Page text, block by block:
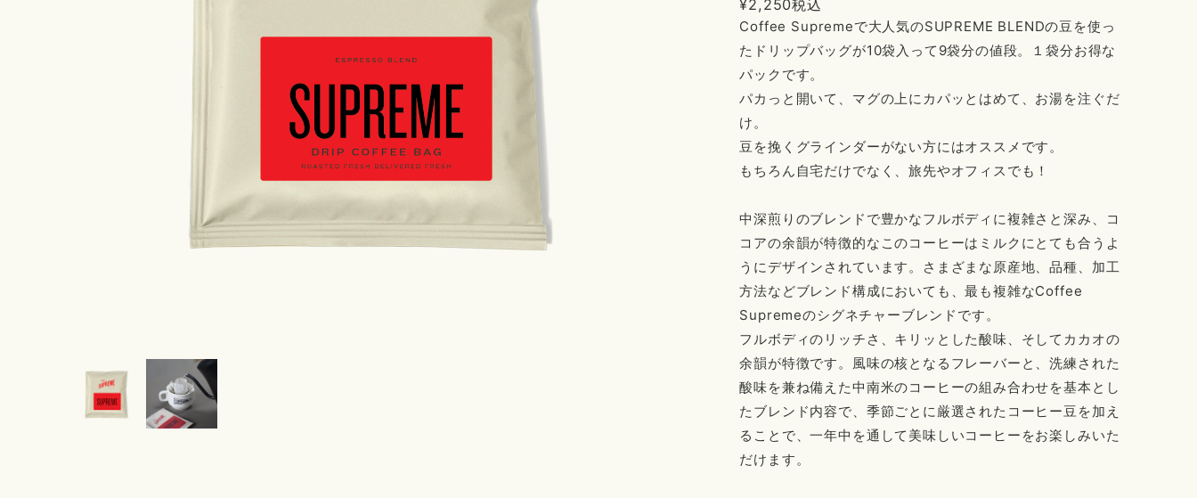
¥2,250税込
Coffee Supremeで大人気のSUPREME BLENDの豆を使っ
たドリップバッグが10袋入って9袋分の値段。１袋分お得な
パックです。
パカっと開いて、マグの上にカパッとはめて、お湯を注ぐだ
け。
豆を挽くグラインダーがない方にはオススメです。
もちろん自宅だけでなく、旅先やオフィスでも！
中深煎りのブレンドで豊かなフルボディに複雑さと深み、コ
コアの余韻が特徴的なこのコーヒーはミルクにとても合うよ
うにデザインされています。さまざまな原産地、品種、加工
方法などブレンド構成においても、最も複雑なCoffee
Supremeのシグネチャーブレンドです。
フルボディのリッチさ、キリッとした酸味、そしてカカオの
余韻が特徴です。風味の核となるフレーバーと、洗練された
酸味を兼ね備えた中南米のコーヒーの組み合わせを基本とし
たブレンド内容で、季節ごとに厳選されたコーヒー豆を加え
ることで、一年中を通して美味しいコーヒーをお楽しみいた
だけます。